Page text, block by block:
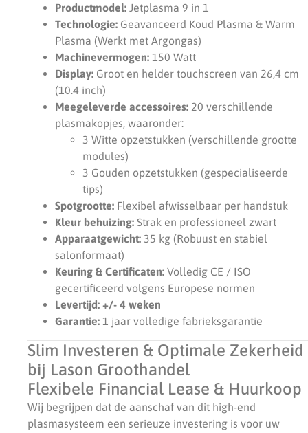
Productmodel: Jetplasma 9 in 1
Technologie: Geavanceerd Koud Plasma & Warm
Plasma (Werkt met Argongas)
Machinevermogen: 150 Watt
Display: Groot en helder touchscreen van 26,4 cm
(10.4 inch)
Meegeleverde accessoires: 20 verschillende
plasmakopjes, waaronder:
3 Witte opzetstukken (verschillende grootte
modules)
3 Gouden opzetstukken (gespecialiseerde
tips)
Spotgrootte: Flexibel afwisselbaar per handstuk
Kleur behuizing: Strak en professioneel zwart
Apparaatgewicht: 35 kg (Robuust en stabiel
salonformaat)
Keuring & Certificaten: Volledig CE / ISO
gecertificeerd volgens Europese normen
Levertijd: +/- 4 weken
Garantie: 1 jaar volledige fabrieksgarantie
Slim Investeren & Optimale Zekerheid
bij Lason Groothandel
Flexibele Financial Lease & Huurkoop
Wij begrijpen dat de aanschaf van dit high-end
plasmasysteem een serieuze investering is voor uw